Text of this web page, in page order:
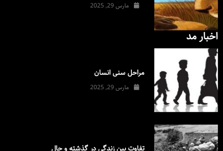
مارس 29, 2025
اخبار مد
مراحل سنی انسان
مارس 29, 2025
تفاوت بین زندگی در گذشته و حال